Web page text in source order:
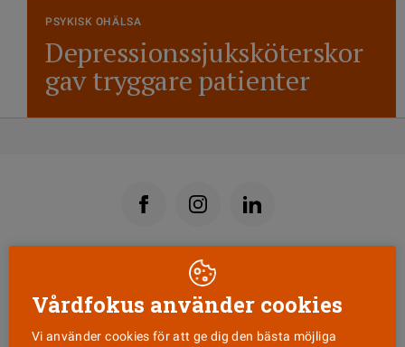
PSYKISK OHÄLSA
Depressionssjuksköterskor
gav tryggare patienter
Läs senaste numret
Nyhetsbrev
Vårdfokus använder cookies
Vi använder cookies för att ge dig den bästa möjliga